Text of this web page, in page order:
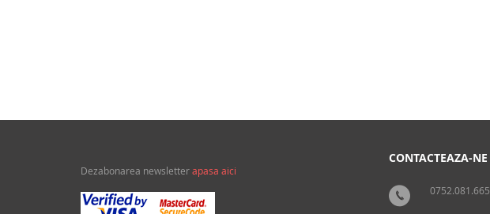
Dezabonarea newsletterapasa aici
CONTACTEAZA-NE
0752.081.665